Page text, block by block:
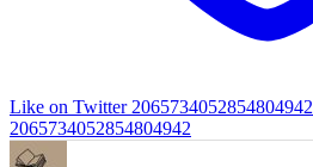
Like on Twitter 2065734052854804942
2065734052854804942